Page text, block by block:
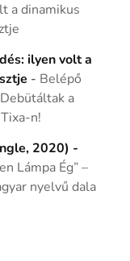
a dinamikus
ilyen volt a
- Belépő
a
n!
2020) -
Lámpa Ég” –
nyelvű dala